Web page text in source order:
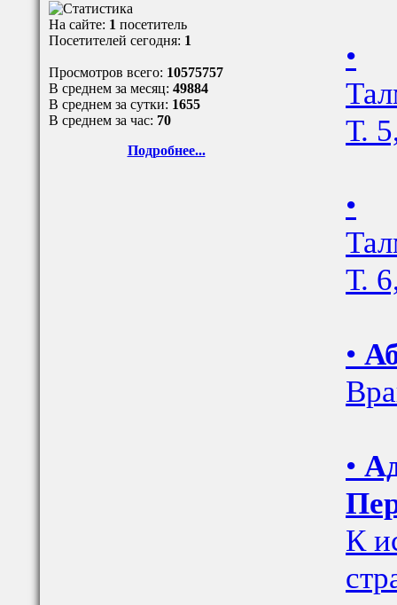
На сайте: 1 посетитель
Посетителей сегодня: 1
Просмотров всего: 10575757
В среднем за месяц: 49884
В среднем за сутки: 1655
В среднем за час: 70
Подробнее...
•
Т.
•
Т.
•
•
К